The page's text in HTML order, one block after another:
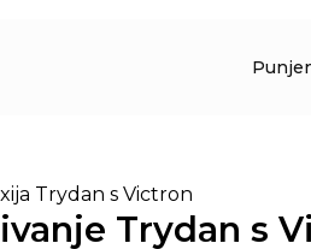
Trydan s Victron
Trydan s